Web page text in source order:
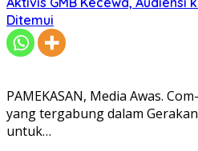
Ditemui
PAMEKASAN, Media Awas.
yang tergabung dalam
untuk…